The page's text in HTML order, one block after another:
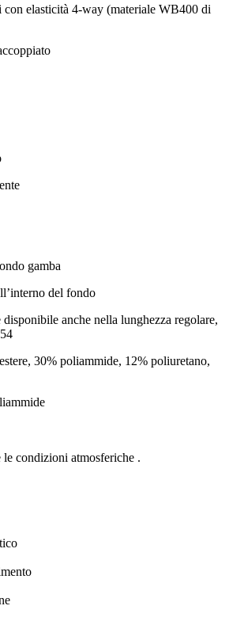
con elasticità 4‑way (materiale WB400 di
gamba
del fondo
anche nella lunghezza regolare,
30% poliammide, 12% poliuretano,
condizioni atmosferiche .